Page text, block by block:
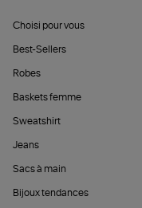
Choisi pour vous
Best-Sellers
Robes
Baskets femme
Sweatshirt
Jeans
Sacs à main
Bijoux tendances